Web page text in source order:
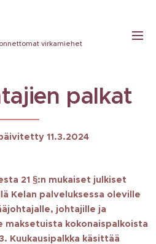
virkamiehet
palkat
11.3.2024
21 §:n mukaiset julkiset
Kelan palveluksessa oleville
johtajille ja
kokonaispalkoista
Kuukausipalkka käsittää